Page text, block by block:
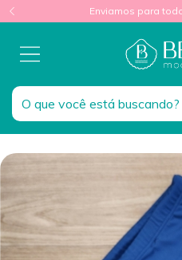
Enviamos para